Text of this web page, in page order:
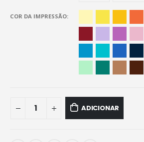
COR DA IMPRESSÃO
ADICIONAR